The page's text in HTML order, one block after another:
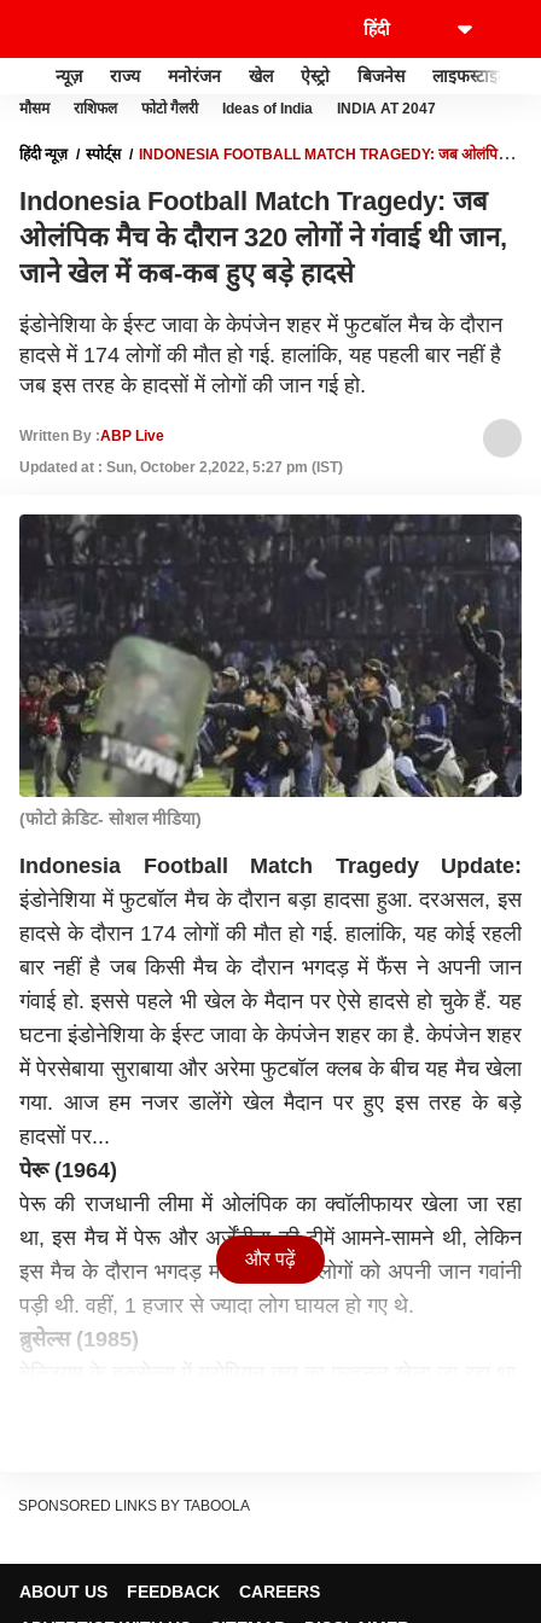
न्यूज़ राज्य मनोरंजन खेल ऐस्ट्रो बिजनेस लाइफस्टाइल
मौसम राशिफल फोटो गैलरी Ideas of India INDIA AT 2047
हिंदी न्यूज़ स्पोर्ट्स
INDONESIA FOOTBALL MATCH TRAGEDY: जब ओलंपिक
Indonesia Football Match Tragedy: जब
ओलंपिक मैच के दौरान 320 लोगों ने गंवाई थी जान,
जाने खेल में कब-कब हुए बड़े हादसे
इंडोनेशिया के ईस्ट जावा के केपंजेन शहर में फुटबॉल मैच के दौरान
हादसे में 174 लोगों की मौत हो गई. हालांकि, यह पहली बार नहीं है
जब इस तरह के हादसों में लोगों की जान गई हो.
Written By :ABP Live
Updated at : Sun, October 2,2022, 5:27 pm (IST)
(फोटो क्रेडिट- सोशल मीडिया)
Indonesia Football Match Tragedy Update:
इंडोनेशिया में फुटबॉल मैच के दौरान बड़ा हादसा हुआ. दरअसल, इस
हादसे के दौरान 174 लोगों की मौत हो गई. हालांकि, यह कोई रहली
बार नहीं है जब किसी मैच के दौरान भगदड़ में फैंस ने अपनी जान
गंवाई हो. इससे पहले भी खेल के मैदान पर ऐसे हादसे हो चुके हैं. यह
घटना इंडोनेशिया के ईस्ट जावा के केपंजेन शहर का है. केपंजेन शहर
में पेरसेबाया सुराबाया और अरेमा फुटबॉल क्लब के बीच यह मैच खेला
गया. आज हम नजर डालेंगे खेल मैदान पर हुए इस तरह के बड़े
हादसों पर...
पेरू (1964)
पेरू की राजधानी लीमा में ओलंपिक का क्वॉलीफायर खेला जा रहा
था, इस मैच में पेरू और अर्जेंटीना की टीमें आमने-सामने थी, लेकिन
इस मैच के दौरान भगदड़ मचने से 320 लोगों को अपनी जान गवांनी
पड़ी थी. वहीं, 1 हजार से ज्यादा लोग घायल हो गए थे.
ब्रुसेल्स (1985)
शेफील्ड (1989)
और पढ़ें
SPONSORED LINKS BY TABOOLA
ABOUT US FEEDBACK
CAREERS